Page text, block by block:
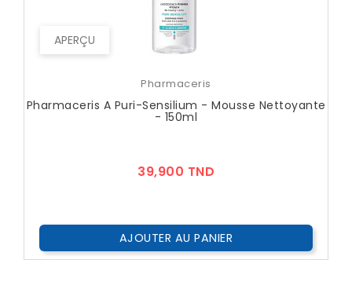
APERÇU
Pharmaceris
Pharmaceris A Puri-Sensilium - Mousse Nettoyante
- 150ml
39,900 TND
AJOUTER AU PANIER